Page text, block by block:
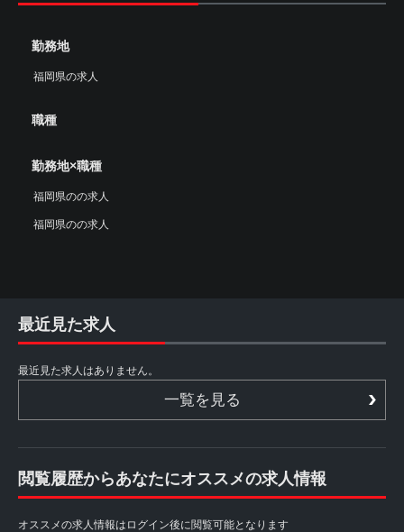
勤務地
福岡県の求人
職種
勤務地×職種
福岡県のの求人
福岡県のの求人
最近見た求人
最近見た求人はありません。
一覧を見る
閲覧履歴からあなたにオススメの求人情報
オススメの求人情報はログイン後に閲覧可能となります